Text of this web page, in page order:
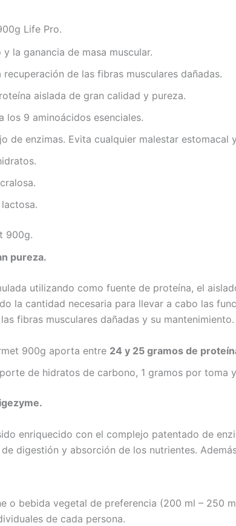
Life Pro.
la ganancia de masa muscular.
recuperación de las fibras musculares dañadas.
aislada de gran calidad y pureza.
los 9 aminoácidos esenciales.
de enzimas. Evita cualquier malestar estomacal
900g.
pureza.
utilizando como fuente de proteína, el
la cantidad necesaria para llevar a cabo las
fibras musculares dañadas y su mantenimiento.
900g aporta entre 24 y 25 gramos de
de hidratos de carbono, 1 gramos por toma
enriquecido con el complejo patentado de
digestión y absorción de los nutrientes.
o bebida vegetal de preferencia (200 ml – 250
de cada persona.